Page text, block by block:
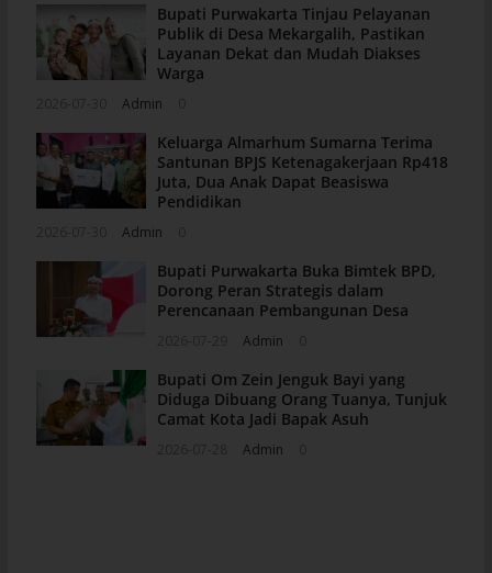
Bupati Purwakarta Tinjau Pelayanan
Publik di Desa Mekargalih, Pastikan
Layanan Dekat dan Mudah Diakses
Warga
Admin
Keluarga Almarhum Sumarna Terima
Santunan BPJS Ketenagakerjaan Rp418
Juta, Dua Anak Dapat Beasiswa
Pendidikan
Admin
Bupati Purwakarta Buka Bimtek BPD,
Dorong Peran Strategis dalam
Perencanaan Pembangunan Desa
Admin
Bupati Om Zein Jenguk Bayi yang
Diduga Dibuang Orang Tuanya, Tunjuk
Camat Kota Jadi Bapak Asuh
Admin